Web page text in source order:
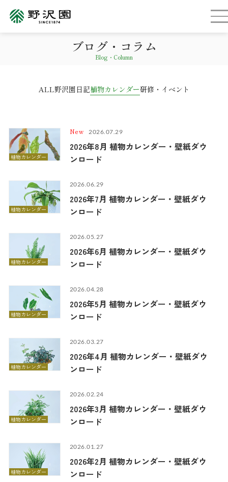
ブログ・コラム
Blog・Column
ALL野沢園日記植物カレンダー研修・イベント
植物カレンダー
2026.07.29
2026年8月 植物カレンダー・壁紙ダウ
ンロード
植物カレンダー
2026.06.29
2026年7月 植物カレンダー・壁紙ダウ
ンロード
植物カレンダー
2026.05.27
2026年6月 植物カレンダー・壁紙ダウ
ンロード
植物カレンダー
2026.04.28
2026年5月 植物カレンダー・壁紙ダウ
ンロード
植物カレンダー
2026.03.27
2026年4月 植物カレンダー・壁紙ダウ
ンロード
植物カレンダー
2026.02.24
2026年3月 植物カレンダー・壁紙ダウ
ンロード
植物カレンダー
2026.01.27
2026年2月 植物カレンダー・壁紙ダウ
ンロード